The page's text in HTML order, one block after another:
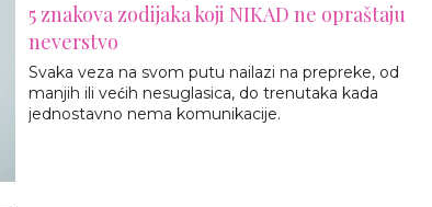
5 znakova zodijaka koji NIKAD ne opraštaju
neverstvo
Svaka veza na svom putu nailazi na prepreke, od
manjih ili većih nesuglasica, do trenutaka kada
jednostavno nema komunikacije.